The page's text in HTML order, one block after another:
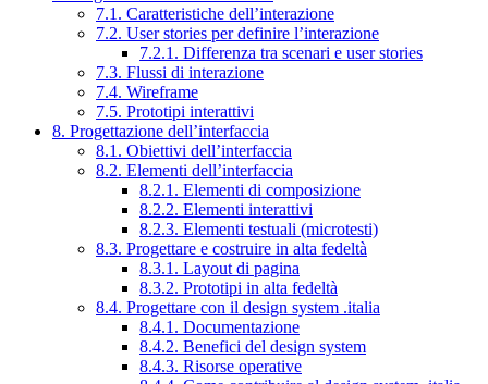
7.1. Caratteristiche dell’interazione
7.2. User stories per definire l’interazione
7.2.1. Differenza tra scenari e user stories
7.3. Flussi di interazione
7.4. Wireframe
7.5. Prototipi interattivi
8. Progettazione dell’interfaccia
8.1. Obiettivi dell’interfaccia
8.2. Elementi dell’interfaccia
8.2.1. Elementi di composizione
8.2.2. Elementi interattivi
8.2.3. Elementi testuali (microtesti)
8.3. Progettare e costruire in alta fedeltà
8.3.1. Layout di pagina
8.3.2. Prototipi in alta fedeltà
8.4. Progettare con il design system .italia
8.4.1. Documentazione
8.4.2. Benefici del design system
8.4.3. Risorse operative